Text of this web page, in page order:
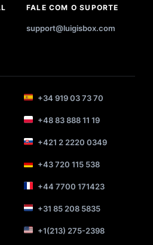
FALE COM O SUPORTE
support@luigisbox.com
+34 919 03 73 70
+48 83 888 11 19
+421 2 2220 0349
+43 720 115 538
+44 7700 171423
+31 85 208 5835
+1(213) 275-2398